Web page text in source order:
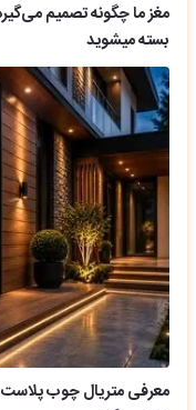
مغز ما چگونه تصمیم
بسته میشوید
معرفی متریال چوب پلاست